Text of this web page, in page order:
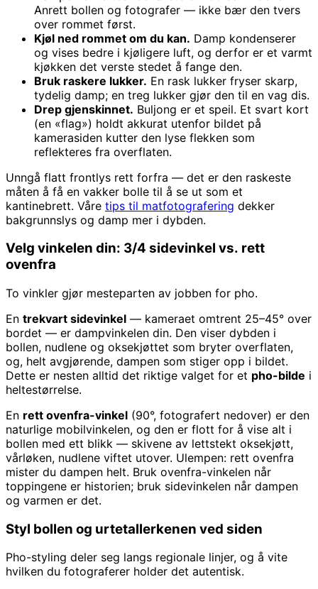
Anrett bollen og fotografer — ikke bær den tvers
over rommet først.
Kjøl ned rommet om du kan. Damp kondenserer
og vises bedre i kjøligere luft, og derfor er et varmt
kjøkken det verste stedet å fange den.
Bruk raskere lukker. En rask lukker fryser skarp,
tydelig damp; en treg lukker gjør den til en vag dis.
Drep gjenskinnet. Buljong er et speil. Et svart kort
(en «flag») holdt akkurat utenfor bildet på
kamerasiden kutter den lyse flekken som
reflekteres fra overflaten.
Unngå flatt frontlys rett forfra — det er den raskeste
måten å få en vakker bolle til å se ut som et
kantinebrett. Våre tips til matfotografering dekker
bakgrunnslys og damp mer i dybden.
Velg vinkelen din: 3/4 sidevinkel vs. rett
ovenfra
To vinkler gjør mesteparten av jobben for pho.
En trekvart sidevinkel — kameraet omtrent 25–45° over
bordet — er dampvinkelen din. Den viser dybden i
bollen, nudlene og oksekjøttet som bryter overflaten,
og, helt avgjørende, dampen som stiger opp i bildet.
Dette er nesten alltid det riktige valget for et pho-bilde i
heltestørrelse.
En rett ovenfra-vinkel (90°, fotografert nedover) er den
naturlige mobilvinkelen, og den er flott for å vise alt i
bollen med ett blikk — skivene av lettstekt oksekjøtt,
vårløken, nudlene viftet utover. Ulempen: rett ovenfra
mister du dampen helt. Bruk ovenfra-vinkelen når
toppingene er historien; bruk sidevinkelen når dampen
og varmen er det.
Styl bollen og urtetallerkenen ved siden
Pho-styling deler seg langs regionale linjer, og å vite
hvilken du fotograferer holder det autentisk.